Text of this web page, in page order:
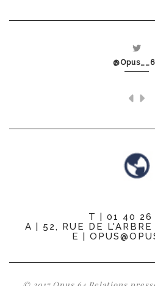
T | 01 40 26
A | 52, RUE DE L'ARBRE
E |